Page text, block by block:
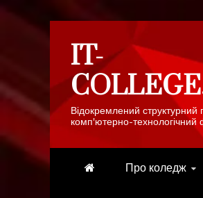
contentIT-
Відокремлений структурний
комп'ютерно-
Про коледж